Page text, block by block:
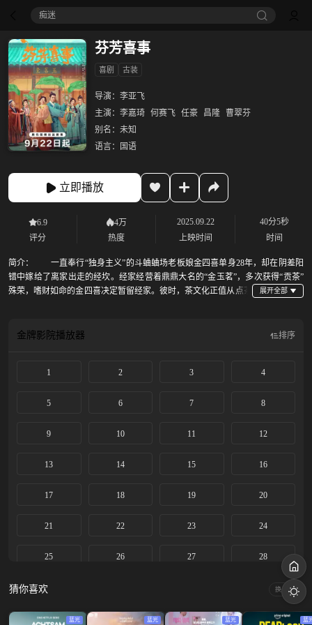
痴迷
芬芳喜事
喜剧 古装
导演： 李亚飞
主演： 李嘉琦 何赛飞 任豪 昌隆
曹翠芬
别名： 未知
语言：
国语
立即播放
6.9
评分
4万
热度
2025.09.22
上映时间
40分5秒
时间
简介：
一直奉行“独身主义”的斗蛐蛐场老板娘金四喜单身28年，却在阴差阳
错中嫁给了离家出走的经坎。经家经营着鼎鼎大名的“金玉茗”，多次获得“贡茶”
殊荣，嗜财如命的金四喜决定暂留经家。彼时，茶文化正值从点茶
无限的经家，早已金玉其外败絮其中，不仅“金玉茗”岌岌可危，经家人更是四分
金牌影院播放器 排序
1 2 3 4
5 6 7 8
9 10 11 12
13 14 15 16
17 18 19 20
21 22 23 24
25 26 27 28
29
猜你喜欢 换一换
蓝光 蓝光 蓝光 蓝